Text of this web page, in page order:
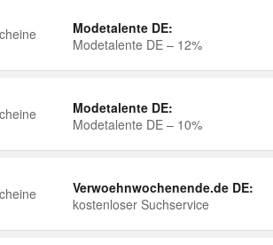
Modetalente DE:
Modetalente DE – 12%
Modetalente DE:
Modetalente DE – 10%
Verwoehnwochenende.de DE:
kostenloser Suchservice